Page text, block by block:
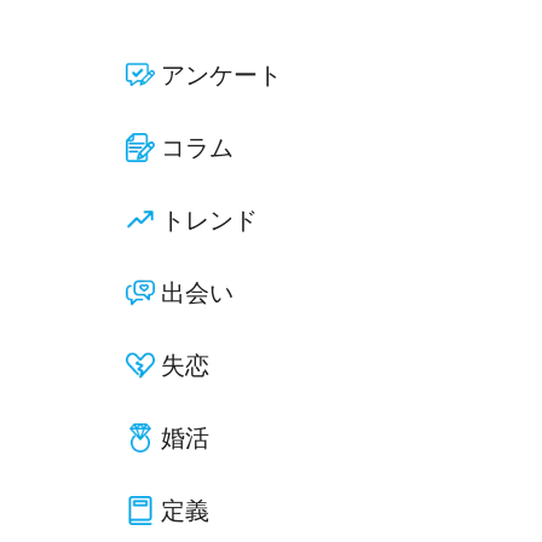
アンケート
コラム
トレンド
出会い
失恋
婚活
定義